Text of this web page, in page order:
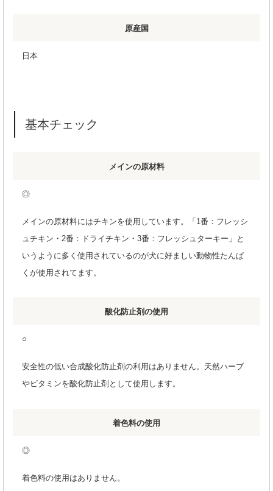
原産国
日本
基本チェック
メインの原材料
◎
メインの原材料にはチキンを使用しています。「1番：フレッシ
ュチキン・2番：ドライチキン・3番：フレッシュターキー」と
いうように多く使用されているのが犬に好ましい動物性たんぱ
くが使用されてます。
酸化防止剤の使用
○
安全性の低い合成酸化防止剤の利用はありません。天然ハーブ
やビタミンを酸化防止剤として使用します。
着色料の使用
◎
着色料の使用はありません。